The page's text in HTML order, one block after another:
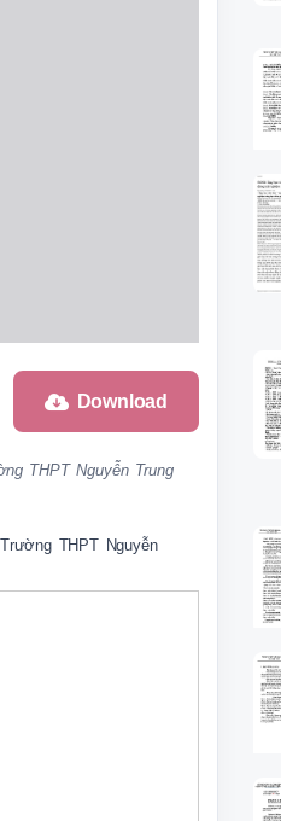
Download
THPT Nguyễn Trung
THPT Nguyễn